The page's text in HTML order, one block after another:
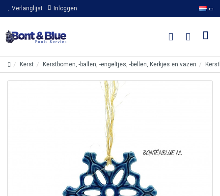
Verlanglijst Inloggen
Kerst Kerstbomen, -ballen, -engeltjes, -bellen, Kerkjes en vazen